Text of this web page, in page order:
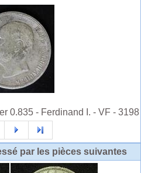
0.835 - Ferdinand I. - VF - 3198
par les pièces suivantes